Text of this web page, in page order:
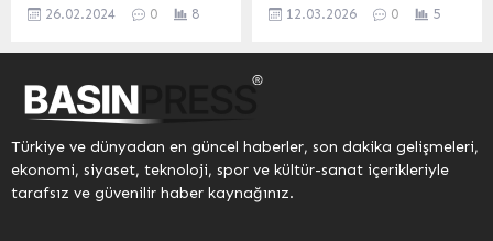
bulunan Malatya
“Büyükşehir Belediyesi
olarak her türlü imkânı
lehine kullanacağız.
Vatandaşlarımız müsterih
olsun vatandaşlarımızın
26.02.2024 0 8
Bakanı Alparslan
nisan ayı içerisinde
Karadeniz’de iki yeni
sondaj çalışmasının
12.03.2026 0 5
Türkiye ve dünyadan en güncel haberler, son dakika gelişmeleri,
ekonomi, siyaset, teknoloji, spor ve kültür-sanat içerikleriyle
tarafsız ve güvenilir haber kaynağınız.